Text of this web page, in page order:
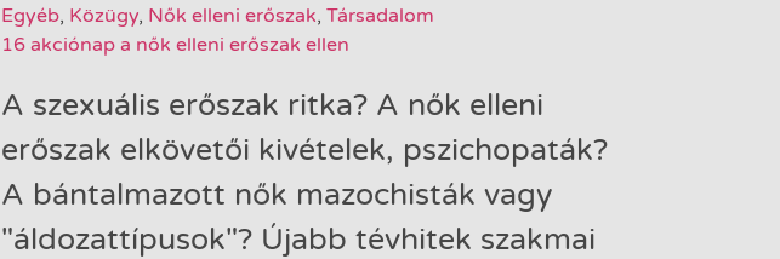
Egyéb, Közügy, Nők elleni erőszak, Társadalom
16 akciónap a nők elleni erőszak ellen
A szexuális erőszak ritka? A nők elleni
erőszak elkövetői kivételek, pszichopaták?
A bántalmazott nők mazochisták vagy
"áldozattípusok"? Újabb tévhitek szakmai